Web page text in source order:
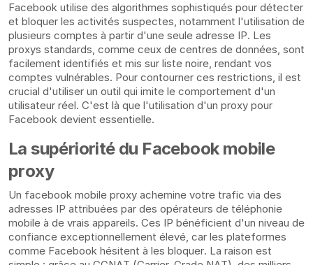
Facebook utilise des algorithmes sophistiqués pour détecter
et bloquer les activités suspectes, notamment l'utilisation de
plusieurs comptes à partir d'une seule adresse IP. Les
proxys standards, comme ceux de centres de données, sont
facilement identifiés et mis sur liste noire, rendant vos
comptes vulnérables. Pour contourner ces restrictions, il est
crucial d'utiliser un outil qui imite le comportement d'un
utilisateur réel. C'est là que l'utilisation d'un proxy pour
Facebook devient essentielle.
La supériorité du Facebook mobile
proxy
Un facebook mobile proxy achemine votre trafic via des
adresses IP attribuées par des opérateurs de téléphonie
mobile à de vrais appareils. Ces IP bénéficient d'un niveau de
confiance exceptionnellement élevé, car les plateformes
comme Facebook hésitent à les bloquer. La raison est